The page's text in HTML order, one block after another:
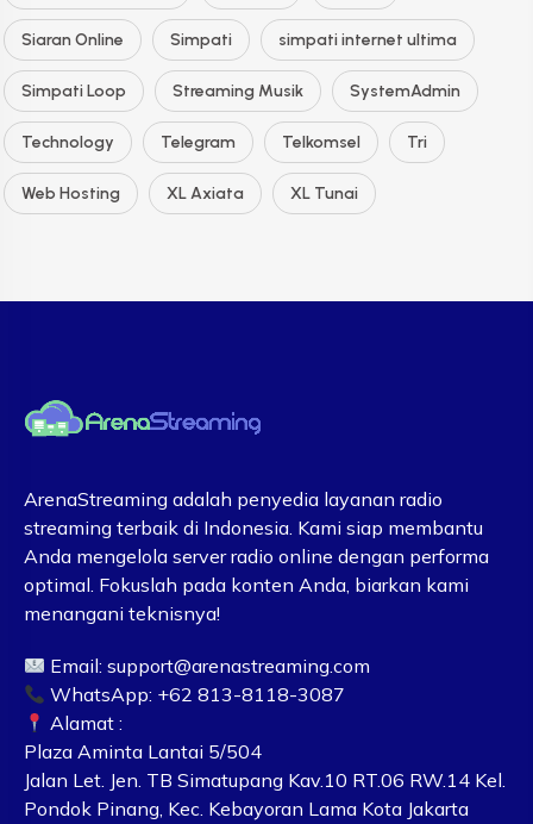
Siaran Online Simpati simpati internet ultima
Simpati Loop Streaming Musik SystemAdmin
Technology Telegram Telkomsel Tri
Web Hosting XL Axiata XL Tunai
ArenaStreaming adalah penyedia layanan radio
streaming terbaik di Indonesia. Kami siap membantu
Anda mengelola server radio online dengan performa
optimal. Fokuslah pada konten Anda, biarkan kami
menangani teknisnya!
Email:support@arenastreaming.com
WhatsApp: +62 813-8118-3087
Alamat :
Plaza Aminta Lantai 5/504
Jalan Let. Jen. TB Simatupang Kav.10 RT.06 RW.14 Kel.
Pondok Pinang, Kec. Kebayoran Lama Kota Jakarta